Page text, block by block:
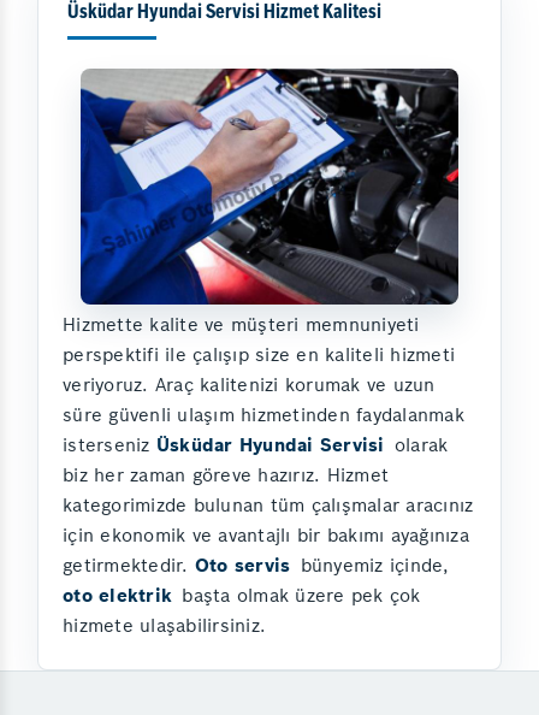
Üsküdar Hyundai Servisi Hizmet Kalitesi
Hizmette kalite ve müşteri memnuniyeti
perspektifi ile çalışıp size en kaliteli hizmeti
veriyoruz. Araç kalitenizi korumak ve uzun
süre güvenli ulaşım hizmetinden faydalanmak
isterseniz Üsküdar Hyundai Servisi olarak
biz her zaman göreve hazırız. Hizmet
kategorimizde bulunan tüm çalışmalar aracınız
için ekonomik ve avantajlı bir bakımı ayağınıza
getirmektedir. Oto servis bünyemiz içinde,
oto elektrik başta olmak üzere pek çok
hizmete ulaşabilirsiniz.